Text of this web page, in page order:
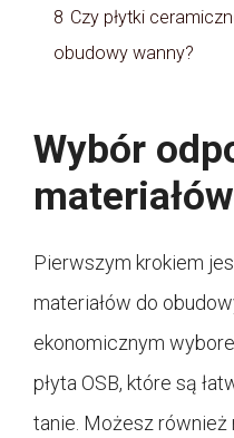
8 Czy płytki
obudowy wanny?
Wybór
materiałów
Pierwszym krokiem
materiałów do
ekonomicznym
płyta OSB, które są
tanie. Możesz również